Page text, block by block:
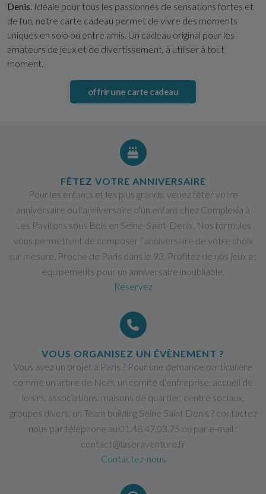
Denis. Idéale pour tous les passionnés de sensations fortes et
de fun, notre carte cadeau permet de vivre des moments
uniques en solo ou entre amis. Un cadeau original pour les
amateurs de jeux et de divertissement, à utiliser à tout
moment.
offrir une carte cadeau
FÊTEZ VOTRE ANNIVERSAIRE
Pour les enfants et les plus grands, venez fêter votre
anniversaire ou l'anniversaire d'un enfant chez Complexia à
Les Pavillons sous Bois en Seine-Saint-Denis. Nos formules
vous permettent de composer l’anniversaire de votre choix
sur mesure. Proche de Paris dans le 93, Profitez de nos jeux et
équipements pour un anniversaire inoubliable.
Réservez
VOUS ORGANISEZ UN ÉVÈNEMENT ?
Vous avez un projet à Paris ? Pour une demande particulière
comme un arbre de Noël, un comité d’entreprise, accueil de
loisirs, associations, maisons de quartier, centre sociaux,
groupes divers, un Team building Seine Saint Denis ? contactez
nous par téléphone au 01.48.47.03.75 ou par e-mail :
contact@laseraventure.fr
Contactez-nous